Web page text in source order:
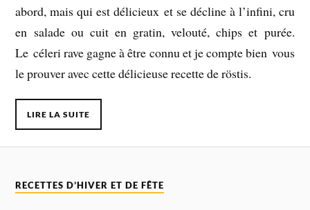
abord, mais qui est délicieux et se décline à l’infini, cru
en salade ou cuit en gratin, velouté, chips et purée.
Le céleri rave gagne à être connu et je compte bien vous
le prouver avec cette délicieuse recette de röstis.
LIRE LA SUITE
RECETTES D’HIVER ET DE FÊTE